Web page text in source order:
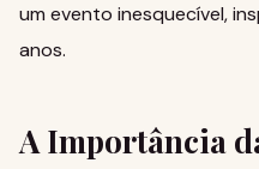
um evento inesquecível,
anos.
A Importância